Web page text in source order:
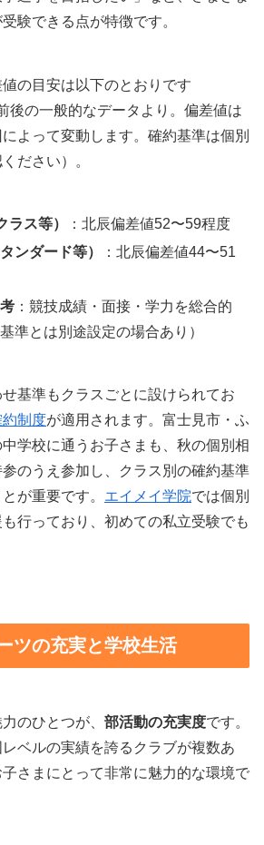
験できる点が特徴です。
の目安は以下のとおりです
後の一般的なデータより。偏差値は
よって変動します。確約基準は個別
ださい）。
ラス等）
：北辰偏差値52〜59程度
ンダード等）
：北辰偏差値44〜51
：競技成績・面接・学力を総合的
準とは別途設定の場合あり）
基準もクラスごとに設けられてお
制度が適用されます。富士見市・ふ
学校に通うお子さまも、秋の個別相
のうえ参加し、クラス別の確約基準
が重要です。 エイメイ学院では個別
行っており、初めての私立受験でも
ツの充実と学校生活
のひとつが、 部活動の充実度です。
ベルの実績を誇るクラブが複数あ
さまにとって非常に魅力的な環境で